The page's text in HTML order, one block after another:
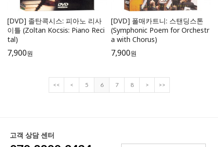
[DVD] 졸탄콕시스: 피아노 리사
이틀 (Zoltan Kocsis: Piano Reci
tal)
7,900원
[DVD] 폴매카트니: 스탠딩스톤
(Symphonic Poem for Orchestr
a with Chorus)
7,900원
<< < 5 6 7 8 > >>
고객 상담 센터